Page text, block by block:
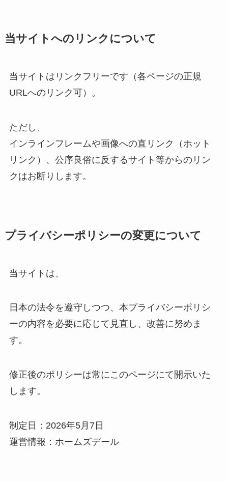
当サイトへのリンクについて
当サイトはリンクフリーです（各ページの正規
URLへのリンク可）。
ただし、
インラインフレームや画像への直リンク（ホット
リンク）、公序良俗に反するサイト等からのリン
クはお断りします。
プライバシーポリシーの変更について
当サイトは、
日本の法令を遵守しつつ、本プライバシーポリシ
ーの内容を必要に応じて見直し、改善に努めま
す。
修正後のポリシーは常にこのページにて開示いた
します。
制定日：2026年5月7日
運営情報：ホームズデール